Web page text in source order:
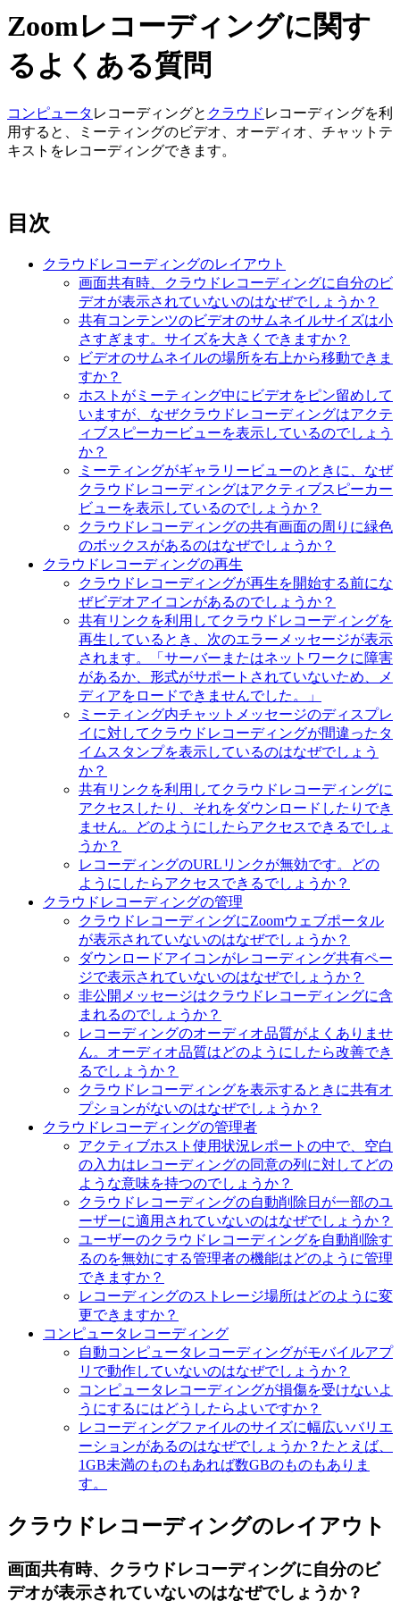
Zoomレコーディングに関す
るよくある質問
コンピュータ レコーディングと クラウド レコーディングを利
用すると、ミーティングのビデオ、オーディオ、チャットテ
キストをレコーディングできます。
目次
クラウドレコーディングのレイアウト
画面共有時、クラウドレコーディングに自分のビ
デオが表示されていないのはなぜでしょうか？
共有コンテンツのビデオのサムネイルサイズは小
さすぎます。サイズを大きくできますか？
ビデオのサムネイルの場所を右上から移動できま
すか？
ホストがミーティング中にビデオをピン留めして
いますが、なぜクラウドレコーディングはアクテ
ィブスピーカービューを表示しているのでしょう
か？
ミーティングがギャラリービューのときに、なぜ
クラウドレコーディングはアクティブスピーカー
ビューを表示しているのでしょうか？
クラウドレコーディングの共有画面の周りに緑色
のボックスがあるのはなぜでしょうか？
クラウドレコーディングの再生
クラウドレコーディングが再生を開始する前にな
ぜビデオアイコンがあるのでしょうか？
共有リンクを利用してクラウドレコーディングを
再生しているとき、次のエラーメッセージが表示
されます。「サーバーまたはネットワークに障害
があるか、形式がサポートされていないため、メ
ディアをロードできませんでした。」
ミーティング内チャットメッセージのディスプレ
イに対してクラウドレコーディングが間違ったタ
イムスタンプを表示しているのはなぜでしょう
か？
共有リンクを利用してクラウドレコーディングに
アクセスしたり、それをダウンロードしたりでき
ません。どのようにしたらアクセスできるでしょ
うか？
レコーディングのURLリンクが無効です。どの
ようにしたらアクセスできるでしょうか？
クラウドレコーディングの管理
クラウドレコーディングにZoomウェブポータル
が表示されていないのはなぜでしょうか？
ダウンロードアイコンがレコーディング共有ペー
ジで表示されていないのはなぜでしょうか？
非公開メッセージはクラウドレコーディングに含
まれるのでしょうか？
レコーディングのオーディオ品質がよくありませ
ん。オーディオ品質はどのようにしたら改善でき
るでしょうか？
クラウドレコーディングを表示するときに共有オ
プションがないのはなぜでしょうか？
クラウドレコーディングの管理者
アクティブホスト使用状況レポートの中で、空白
の入力はレコーディングの同意の列に対してどの
ような意味を持つのでしょうか？
クラウドレコーディングの自動削除日が一部のユ
ーザーに適用されていないのはなぜでしょうか？
ユーザーのクラウドレコーディングを自動削除す
るのを無効にする管理者の機能はどのように管理
できますか？
レコーディングのストレージ場所はどのように変
更できますか？
コンピュータレコーディング
自動コンピュータレコーディングがモバイルアプ
リで動作していないのはなぜでしょうか？
コンピュータレコーディングが損傷を受けないよ
うにするにはどうしたらよいですか？
レコーディングファイルのサイズに幅広いバリエ
ーションがあるのはなぜでしょうか？たとえば、
1GB未満のものもあれば数GBのものもありま
す。
クラウドレコーディングのレイアウト
画面共有時、クラウドレコーディングに自分のビ
デオが表示されていないのはなぜでしょうか？